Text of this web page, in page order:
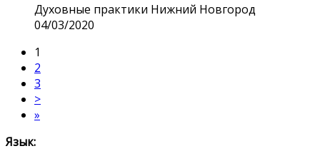
Духовные практики Нижний Новгород
04/03/2020
1
2
3
>
»
Язык: